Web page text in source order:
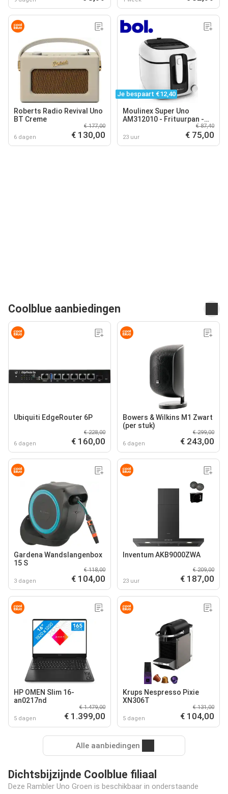
Roberts Radio Revival Uno
BT Creme
6 dagen
€ 177,00
€ 130,00
Je bespaart €12,40
Moulinex Super Uno
AM312010 - Frituurpan -
23 uur
€ 87,40
€ 75,00
Coolblue aanbiedingen
Ubiquiti EdgeRouter 6P
6 dagen
€ 228,00
€ 160,00
Bowers & Wilkins M1 Zwart
(per stuk)
6 dagen
€ 299,00
€ 243,00
Gardena Wandslangenbox
15 S
3 dagen
€ 118,00
€ 104,00
Inventum AKB9000ZWA
23 uur
€ 209,00
€ 187,00
HP OMEN Slim 16-
an0217nd
5 dagen
€ 1.479,00
€ 1.399,00
Krups Nespresso Pixie
XN306T
5 dagen
€ 131,00
€ 104,00
Alle aanbiedingen
Dichtsbijzijnde Coolblue filiaal
Deze Rambler Uno Groen is beschikbaar in onderstaande